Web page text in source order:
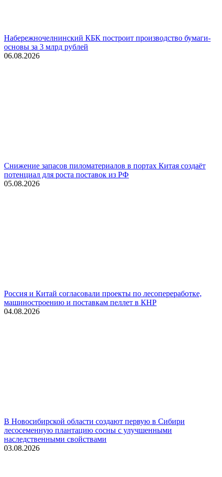
Набережночелнинский КБК построит производство бумаги-
основы за 3 млрд рублей
06.08.2026
Снижение запасов пиломатериалов в портах Китая создаёт
потенциал для роста поставок из РФ
05.08.2026
Россия и Китай согласовали проекты по лесопереработке,
машиностроению и поставкам пеллет в КНР
04.08.2026
В Новосибирской области создают первую в Сибири
лесосеменную плантацию сосны с улучшенными
наследственными свойствами
03.08.2026